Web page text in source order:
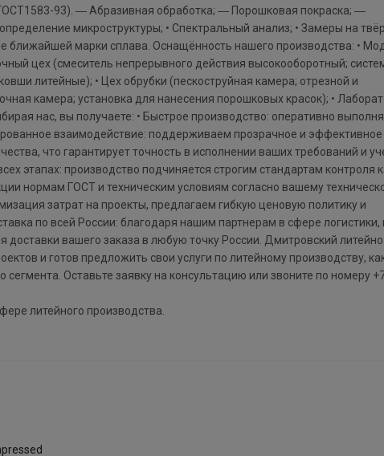
93). ― Абразивная обработка; ― Порошковая покраска; ―
микроструктуры; • Спектральный анализ; • Замеры на
ближайшей марки сплава. Оснащённость нашего производства: •
цех (смеситель непрерывного действия высокооборотный;
литейные); • Цех обрубки (пескоструйная камера; отрезной и
камера; установка для нанесения порошковых красок); •
нас, вы получаете: • Быстрое производство: оперативно
взаимодействие: поддерживаем прозрачное и
что гарантирует точность в исполнении ваших требований и
этапах: производство подчиняется строгим стандартам контроля
нормам ГОСТ и техническим условиям согласно вашему
затрат на проекты, предлагаем гибкую ценовую политику и
по всей России: благодаря нашим партнерам в сфере
вашего заказа в любую точку России. Дмитровский
и готов предложить свои услуги по литейному производству,
сегмента. Оставьте заявку на консультацию или звоните по номеру
литейного производства.